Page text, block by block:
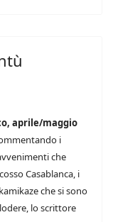
aprile/maggio
i
che
Casablanca, i
che si sono
lo scrittore